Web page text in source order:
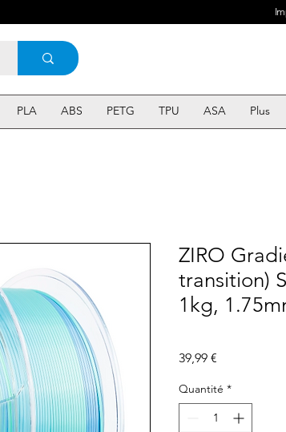
PLA ABS PETG TPU ASA Plus
ZIRO
transition)
1kg,
39,99 €
Quantité *